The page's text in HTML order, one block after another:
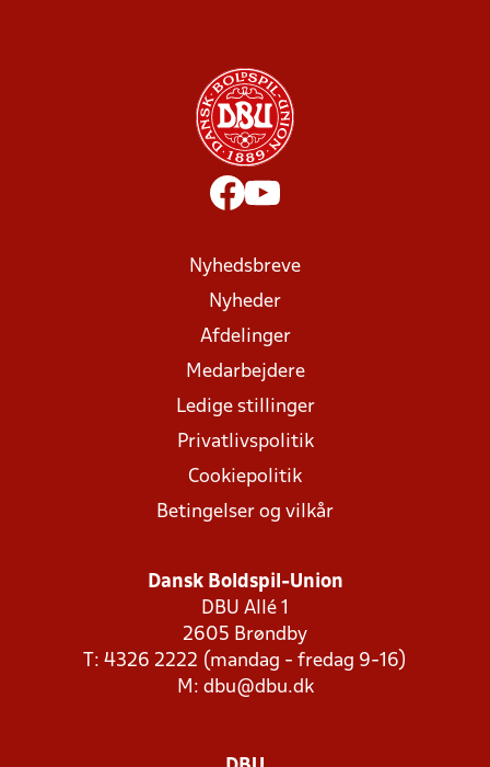
Nyhedsbreve
Nyheder
Afdelinger
Medarbejdere
Ledige stillinger
Privatlivspolitik
Cookiepolitik
Betingelser og vilkår
Dansk Boldspil-Union
DBU Allé 1
2605 Brøndby
T: 4326 2222 (mandag - fredag 9-16)
M: dbu@dbu.dk